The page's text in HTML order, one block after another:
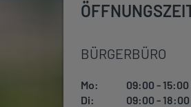
BÜRGERBÜRO
Mo:
09:00 - 15:00
Di:
09:00 -